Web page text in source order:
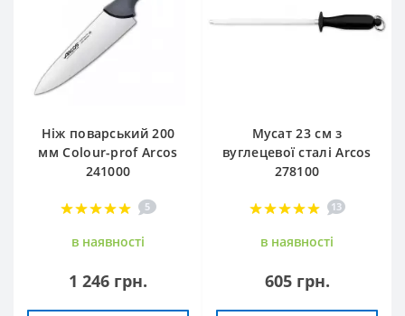
Ніж поварський 200
мм Сolour-prof Arcos
241000
5
в наявностi
1 246 грн.
Мусат 23 см з
вуглецевої сталі Arcos
278100
13
в наявностi
605 грн.